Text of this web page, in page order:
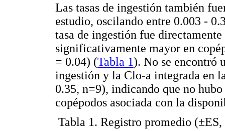
Las tasas de ingestión también
estudio, oscilando entre 0.003 -
tasa de ingestión fue
significativamente mayor en
= 0.04) (Tabla 1). No se encontró
ingestión y la Clo-a integrada en
0.35, n=9), indicando que no
copépodos asociada con la
Tabla 1. Registro promedio